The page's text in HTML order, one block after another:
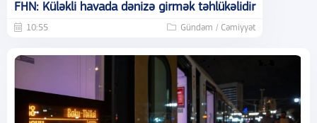
FHN: Küləkli havada dənizə girmək təhlükəlidir
10:55 Gündəm / Cəmiyyət